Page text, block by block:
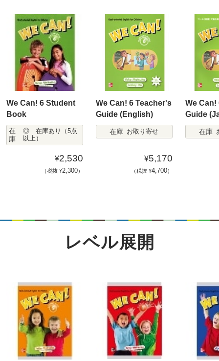
We Can! 6 Student
Book
在
庫
◎ 在庫あり（5点
以上）
¥2,530
（税抜 ¥2,300）
We Can! 6 Teacher's
Guide (English)
在庫 お取り寄せ
¥5,170
（税抜 ¥4,700）
We Can!
Guide
在庫
レベル展開